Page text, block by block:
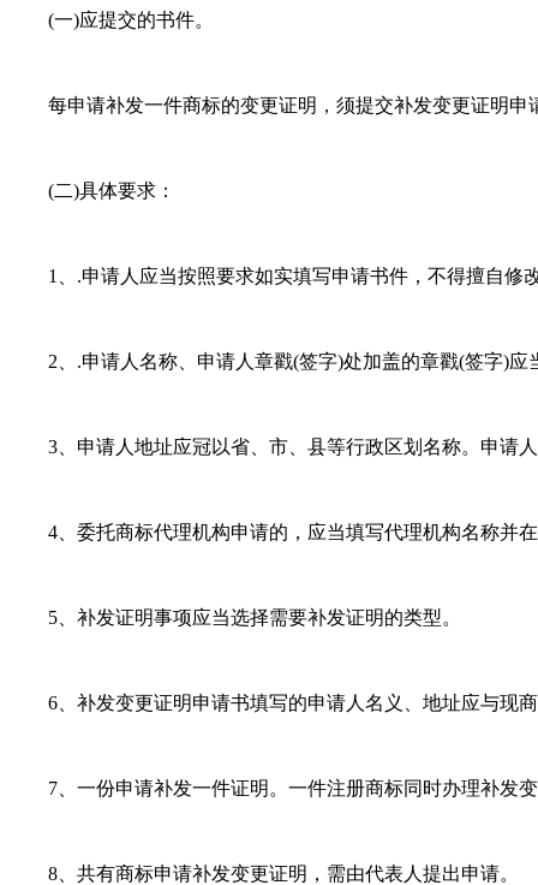
(一)应提交的书件。
每申请补发一件商标的变更证明，须提交补发变更证明申
(二)具体要求：
1、.申请人应当按照要求如实填写申请书件，不得擅自修
2、.申请人名称、申请人章戳(签字)处加盖的章戳(签字)应
3、申请人地址应冠以省、市、县等行政区划名称。申请人
4、委托商标代理机构申请的，应当填写代理机构名称并在
5、补发证明事项应当选择需要补发证明的类型。
6、补发变更证明申请书填写的申请人名义、地址应与现
7、一份申请补发一件证明。一件注册商标同时办理补发
8、共有商标申请补发变更证明，需由代表人提出申请。